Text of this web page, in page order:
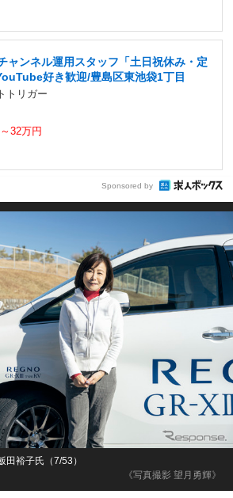
ャンネル運用スタッフ「土日祝休み・定
好き歓迎/豊島区東池袋1丁目
トリガー
32万円
Sponsored by
《写真撮影 望月勇輝》
田裕子氏（7/53）